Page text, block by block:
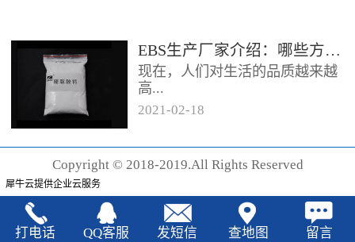
分为...
EBS生产厂家‍介绍：哪些方法可以验证EBS的润滑效果
现在，人们对生活的品质越来越
高...
声也越来越强烈，很多厂家在利
2021-02-18
Copyright © 2018-2019.All Rights Reserved
犀牛云提供企业云服务
打电话 QQ客服 发短信 查地图 留言